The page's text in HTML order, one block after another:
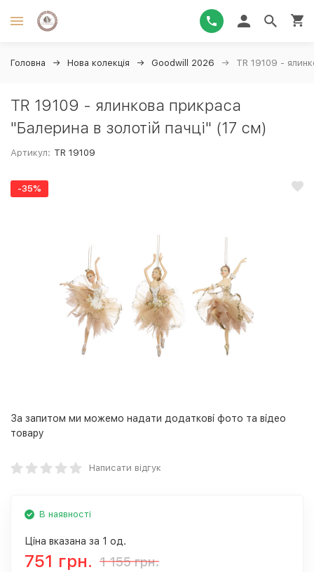
Головна Нова колекція Goodwill 2026 TR 19109 -
TR 19109 - ялинкова прикраса
"Балерина в золотій пачці" (17 см)
Артикул: TR 19109
-35%
За запитом ми можемо надати додаткові фото та відео
товару
Написати відгук
В наявності
Ціна вказана за 1 од.
751 грн. 1 155 грн.